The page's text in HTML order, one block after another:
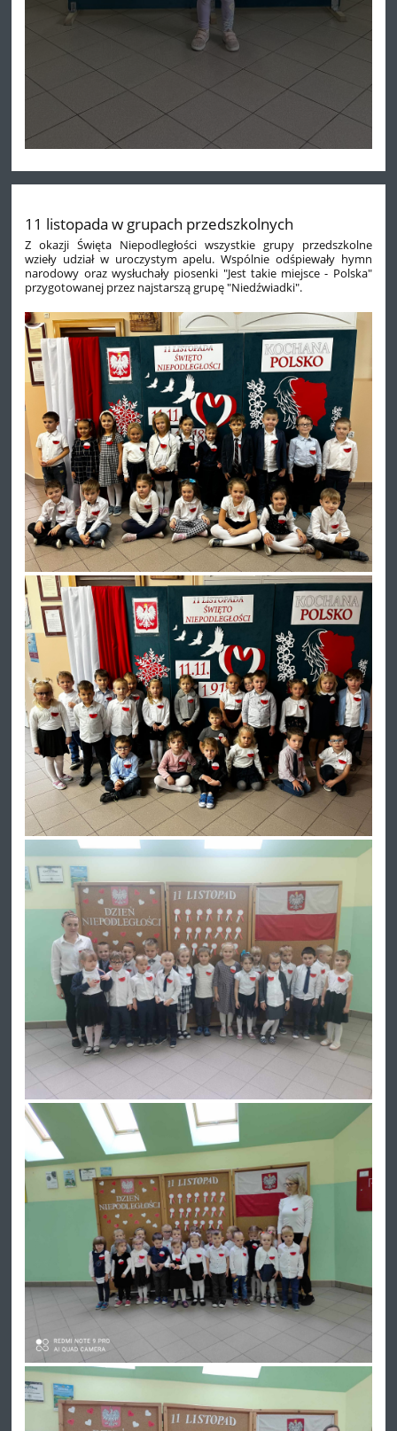
11 listopada w grupach przedszkolnych
Z okazji Święta Niepodległości wszystkie grupy przedszkolne
wzieły udział w uroczystym apelu. Wspólnie odśpiewały hymn
narodowy oraz wysłuchały piosenki "Jest takie miejsce - Polska"
przygotowanej przez najstarszą grupę "Niedźwiadki".